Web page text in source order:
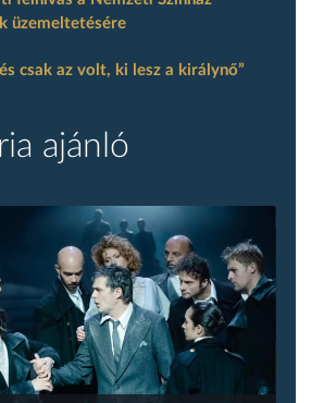
üzemeltetésére
csak az volt, ki lesz a királynő”
ajánló